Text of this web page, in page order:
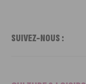
SUIVEZ-NOUS :